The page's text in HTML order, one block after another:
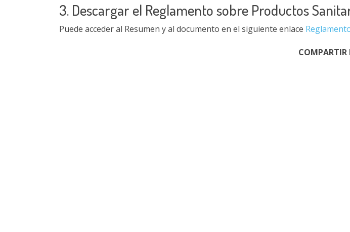
3. Descargar el Reglamento sobre Productos
Puede acceder al Resumen y al documento en el siguiente enlace
COMPARTIR